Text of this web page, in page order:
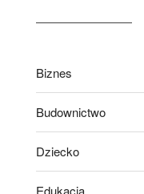
Biznes
Budownictwo
Dziecko
Edukacja